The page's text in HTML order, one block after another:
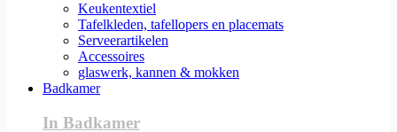
Keukentextiel
Tafelkleden, tafellopers en placemats
Serveerartikelen
Accessoires
glaswerk, kannen & mokken
Badkamer
In Badkamer